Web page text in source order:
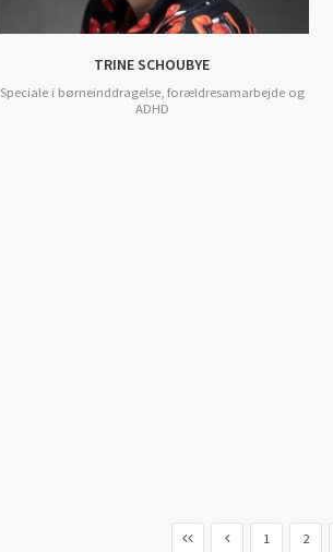
TRINE SCHOUBYE
Speciale i børneinddragelse, forældresamarbejde og
ADHD
1 2